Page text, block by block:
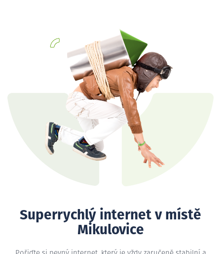
Superrychlý internet v místě
Mikulovice